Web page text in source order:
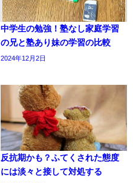
中学生の勉強！塾なし家庭学習
の兄と塾あり妹の学習の比較
2024年12月2日
反抗期かも？ふてくされた態度
には淡々と接して対処する